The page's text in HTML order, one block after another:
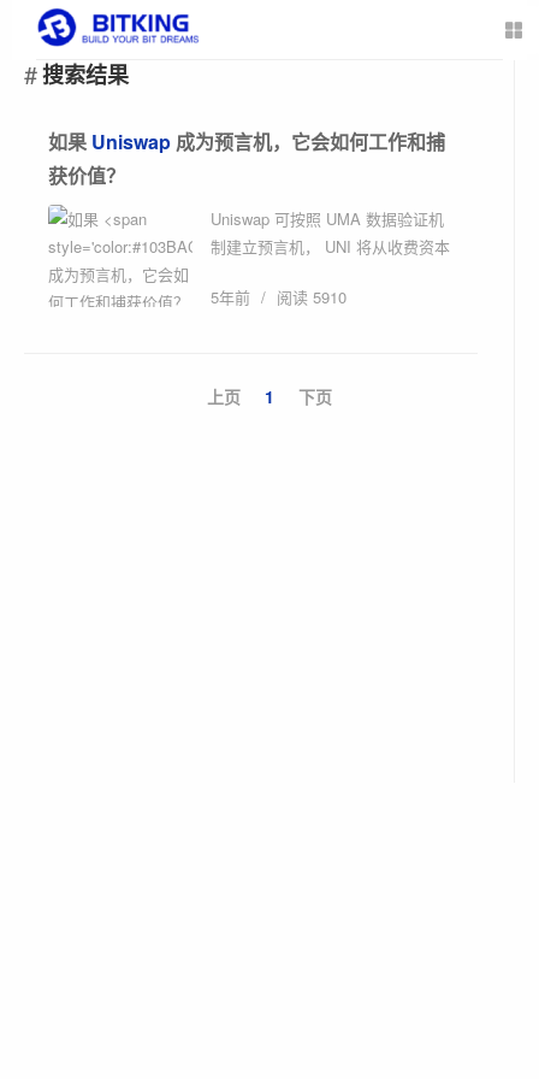
搜索结果
如果 Uniswap 成为预言机，它会如何工作和捕
获价值？
Uniswap 可按照 UMA 数据验证机
制建立预言机， UNI 将从收费资本
机制的资产 。原文标题：《观点｜
5年前 / 阅读 5910
上页 1 下页